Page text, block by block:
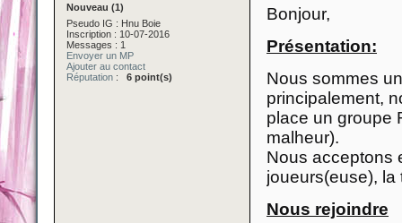
Nouveau (1)
Pseudo IG : Hnu Boie
Inscription : 10-07-2016
Messages : 1
Envoyer un MP
Ajouter au contact
Réputation : 6 point(s)
Bonjour,
Présentation:
Nous sommes
principalement,
place un groupe
malheur).
Nous acceptons
joueurs(euse),
Nous rejoindre